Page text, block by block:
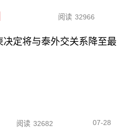
阅读 32966
定将与泰外交关系降至最
阅读 32682 07-28